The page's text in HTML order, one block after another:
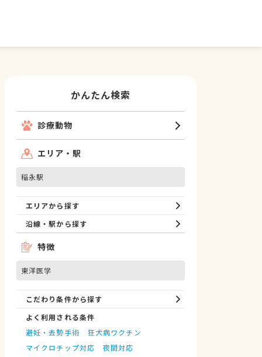
かんたん検索
診療動物
エリア・駅
稲永駅
エリアから探す
沿線・駅から探す
特徴
東洋医学
こだわり条件から探す
よく利用される条件
避妊・去勢手術
狂犬病ワクチン
マイクロチップ対応
夜間対応